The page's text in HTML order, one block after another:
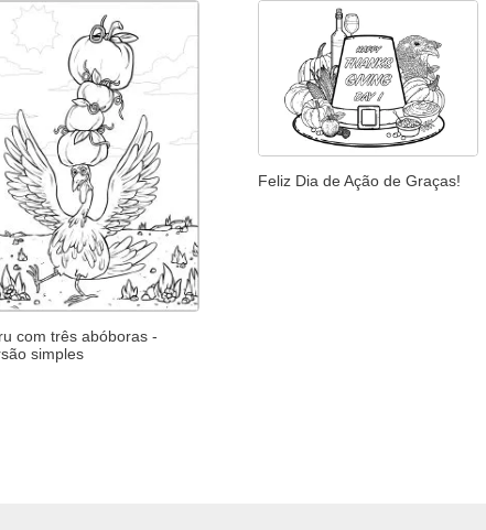
com três abóboras -
simples
Feliz Dia de Ação de Graças!